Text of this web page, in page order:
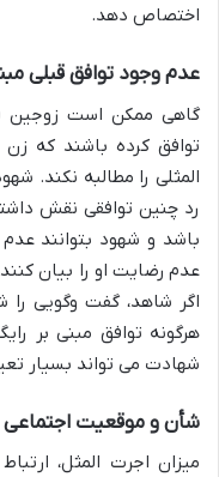
اختصاص دهد.
عدم وجود توافق قبلی
گاهی ممکن است زوجین
توافق کرده باشند که
المثلی را مطالبه نکند.
رد چنین توافقی نقش
باشد و شهود بتوانند
عدم رضایت او را بیان
اگر شاهد، گفت وگویی
هرگونه توافق مبنی بر
شهادت می تواند بسیار
شأن و موقعیت
میزان اجرت المثل،